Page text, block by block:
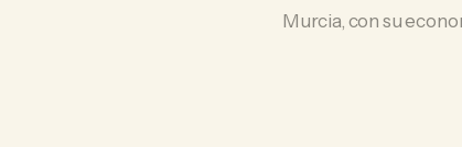
Murcia, con su